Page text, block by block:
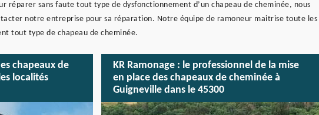
réparer sans faute tout type de dysfonctionnement d’un chapeau de cheminée, nous
notre entreprise pour sa réparation. Notre équipe de ramoneur maitrise toute les
tout type de chapeau de cheminée.
chapeaux de
localités
KR Ramonage : le professionnel de la mise
en place des chapeaux de cheminée à
Guigneville dans le 45300